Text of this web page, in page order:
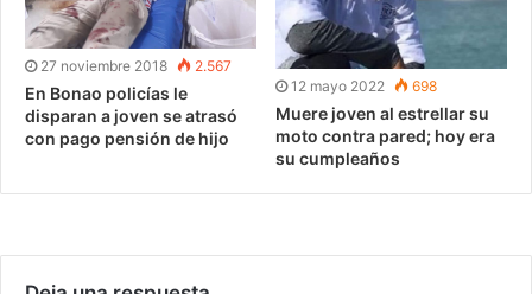
27 noviembre 2018 2.567
En Bonao policías le
disparan a joven se atrasó
con pago pensión de hijo
12 mayo 2022 698
Muere joven al estrellar su
moto contra pared; hoy era
su cumpleaños